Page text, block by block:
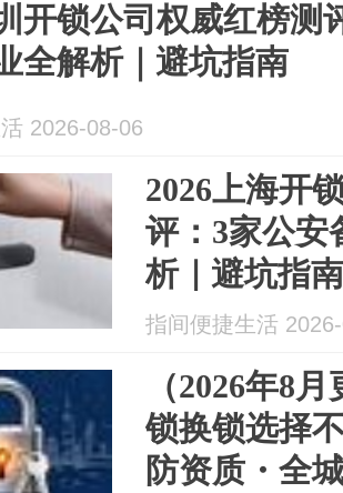
开锁公司权威红榜测
全解析｜避坑指南
2026-08-06
2026上海开
评：3家公安
析｜避坑指南
指间便捷生活
（2026年8
锁换锁选择
防资质・全